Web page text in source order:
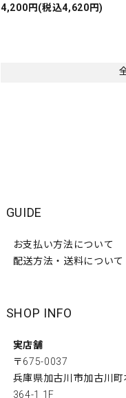
4,200円(税込4,620円)
GUIDE
お支払い方法について
配送方法・送料について
SHOP INFO
実店舗
〒675-0037
兵庫県加古川市加古川町
364-1 1F